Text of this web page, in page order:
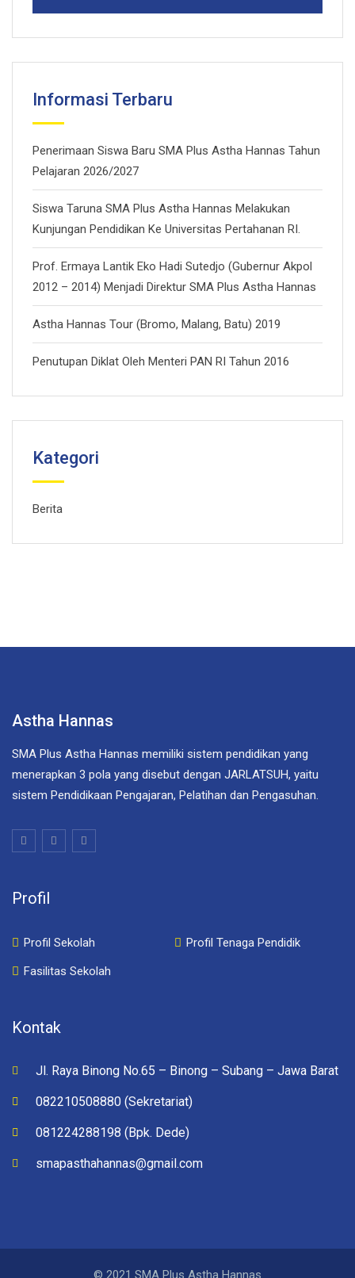
Informasi Terbaru
Penerimaan Siswa Baru SMA Plus Astha Hannas Tahun
Pelajaran 2026/2027
Siswa Taruna SMA Plus Astha Hannas Melakukan
Kunjungan Pendidikan Ke Universitas Pertahanan RI.
Prof. Ermaya Lantik Eko Hadi Sutedjo (Gubernur Akpol
2012 – 2014) Menjadi Direktur SMA Plus Astha Hannas
Astha Hannas Tour (Bromo, Malang, Batu) 2019
Penutupan Diklat Oleh Menteri PAN RI Tahun 2016
Kategori
Berita
Astha Hannas
SMA Plus Astha Hannas memiliki sistem pendidikan yang
menerapkan 3 pola yang disebut dengan JARLATSUH, yaitu
sistem Pendidikaan Pengajaran, Pelatihan dan Pengasuhan.
Profil
Profil Sekolah
Profil Tenaga Pendidik
Fasilitas Sekolah
Kontak
Jl. Raya Binong No.65 – Binong – Subang – Jawa Barat
082210508880 (Sekretariat)
081224288198 (Bpk. Dede)
smapasthahannas@gmail.com
© 2021 SMA Plus Astha Hannas